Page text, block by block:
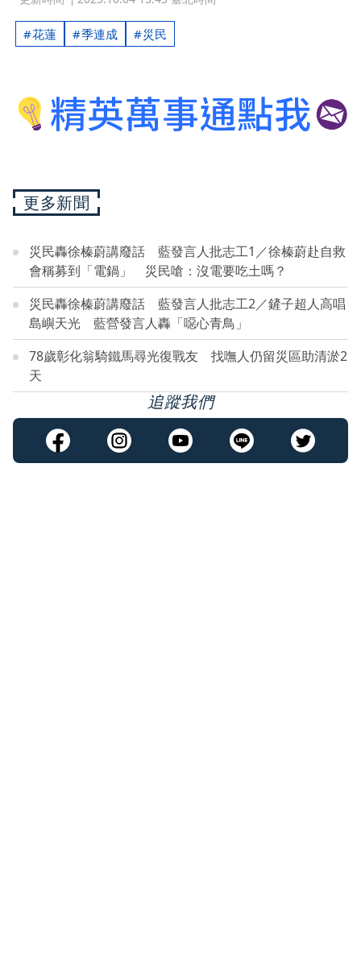
花蓮 季連成 災民
更多新聞
災民轟徐榛蔚講廢話 藍發言人批志工1／徐榛蔚赴自救
會稱募到「電鍋」 災民嗆：沒電要吃土嗎？
災民轟徐榛蔚講廢話 藍發言人批志工2／鏟子超人高唱
島嶼天光 藍營發言人轟「噁心青鳥」
78歲彰化翁騎鐵馬尋光復戰友 找嘸人仍留災區助清淤2
天
追蹤我們